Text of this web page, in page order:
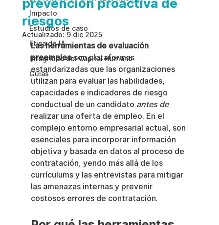
Impacto
Estudios de caso
Etica de IA
Integridad del Capital Humano
Guias
prevención proactiva de
riesgos
Actualizado: 9 dic 2025
Las herramientas de evaluación
preempleo son plataformas
estandarizadas que las organizaciones
utilizan para evaluar las habilidades,
capacidades e indicadores de riesgo
conductual de un candidato antes de
realizar una oferta de empleo. En el
complejo entorno empresarial actual, son
esenciales para incorporar información
objetiva y basada en datos al proceso de
contratación, yendo más allá de los
currículums y las entrevistas para mitigar
las amenazas internas y prevenir
costosos errores de contratación.